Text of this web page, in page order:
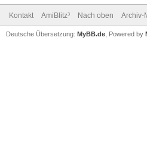
Kontakt AmiBlitz³ Nach oben Archiv-
Deutsche Übersetzung: MyBB.de , Powered by